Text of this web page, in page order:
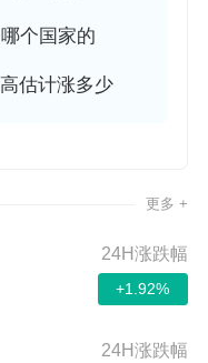
个国家的
估计涨多少
更多 +
24H涨跌幅
+1.92%
24H涨跌幅